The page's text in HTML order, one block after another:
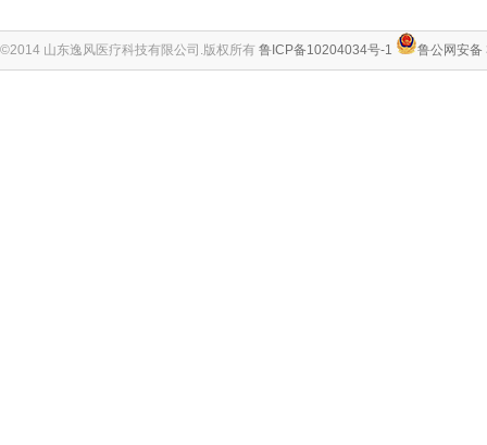
©2014 山东逸风医疗科技有限公司.版权所有 鲁ICP备10204034号-1 鲁公网安